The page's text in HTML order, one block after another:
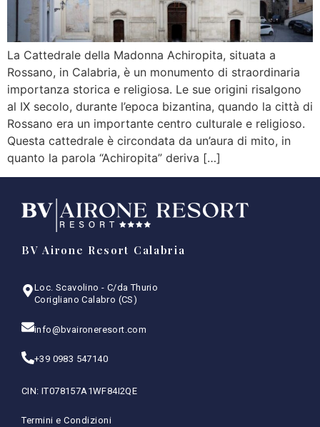
La Cattedrale della Madonna Achiropita, situata a
Rossano, in Calabria, è un monumento di straordinaria
importanza storica e religiosa. Le sue origini risalgono
al IX secolo, durante l’epoca bizantina, quando la città di
Rossano era un importante centro culturale e religioso.
Questa cattedrale è circondata da un’aura di mito, in
quanto la parola “Achiropita” deriva […]
BV Airone Resort Calabria
Loc. Scavolino - C/da Thurio
Corigliano Calabro (CS)
info@bvaironeresort.com
+39 0983 547140
CIN: IT078157A1WF84I2QE
Termini e Condizioni